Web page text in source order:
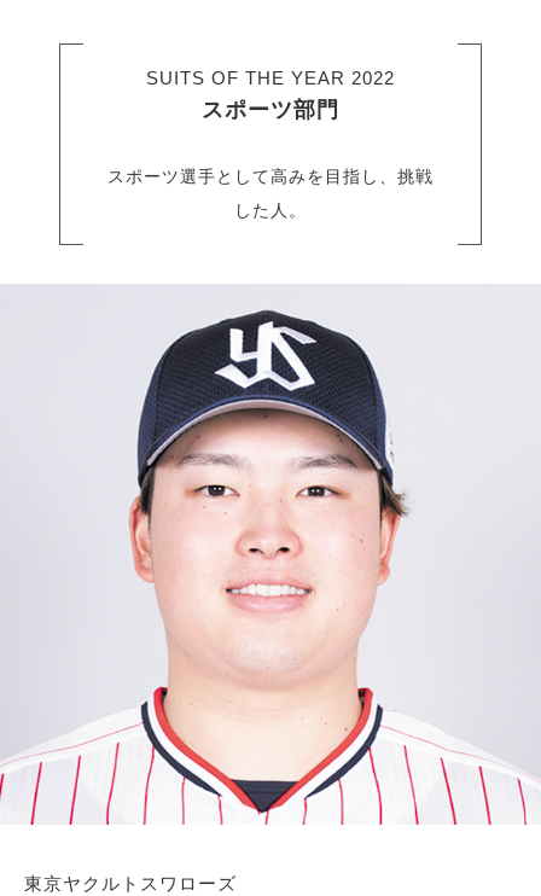
SUITS OF THE YEAR 2022
スポーツ部門
スポーツ選手として高みを目指し、挑戦
した人。
東京ヤクルトスワローズ